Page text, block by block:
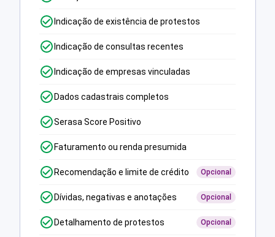
Indicação de existência de protestos
Indicação de consultas recentes
Indicação de empresas vinculadas
Dados cadastrais completos
Serasa Score Positivo
Faturamento ou renda presumida
Recomendação e limite de crédito Opcional
Dívidas, negativas e anotações Opcional
Detalhamento de protestos Opcional